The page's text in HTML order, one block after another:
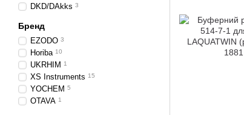
DKD/DAkks 3
Бренд
EZODO 3
Horiba 10
UKRHIM 1
XS Instruments 15
YOCHEM 5
OTAVA 1